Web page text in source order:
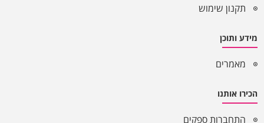
תקנון שימוש
מידע ותוכן
מאמרים
הכירו אותנו
התחברות ספקים